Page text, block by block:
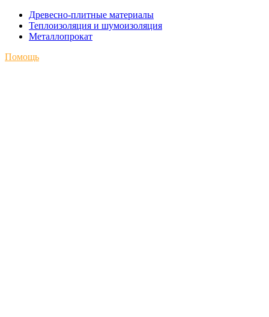
Древесно-плитные материалы
Теплоизоляция и шумоизоляция
Металлопрокат
Помощь